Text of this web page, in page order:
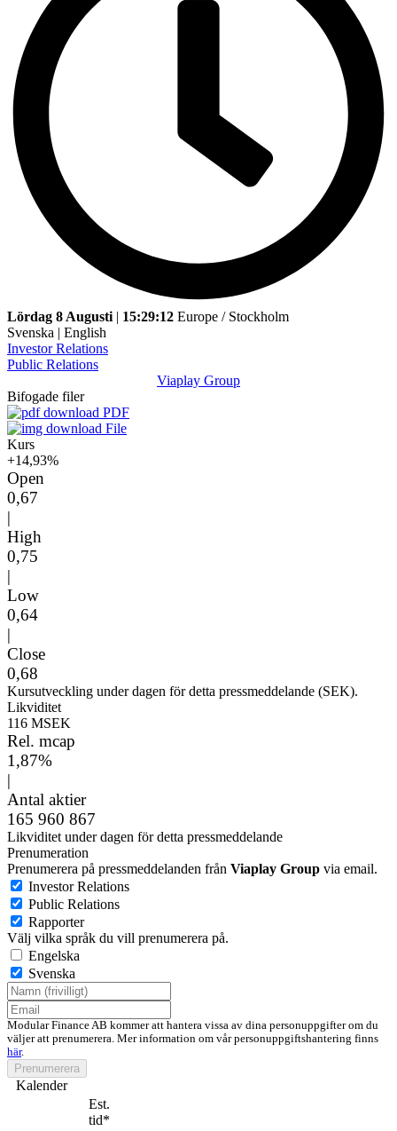
Lördag 8 Augusti | 15:29:12 Europe / Stockholm
Svenska | English
Investor Relations
Public Relations
Viaplay Group
Bifogade filer
PDF
File
Kurs
+14,93%
Open
0,67
|
High
0,75
|
Low
0,64
|
Close
0,68
Kursutveckling under dagen för detta pressmeddelande (SEK).
Likviditet
116 MSEK
Rel. mcap
1,87%
|
Antal aktier
165 960 867
Likviditet under dagen för detta pressmeddelande
Prenumeration
Prenumerera på pressmeddelanden från Viaplay Group via email.
Investor Relations
Public Relations
Rapporter
Välj vilka språk du vill prenumerera på.
Engelska
Svenska
Modular Finance AB kommer att hantera vissa av dina personuppgifter om du
väljer att prenumerera. Mer information om vår personuppgiftshantering finns
här.
Prenumerera
Kalender
Est.
tid*